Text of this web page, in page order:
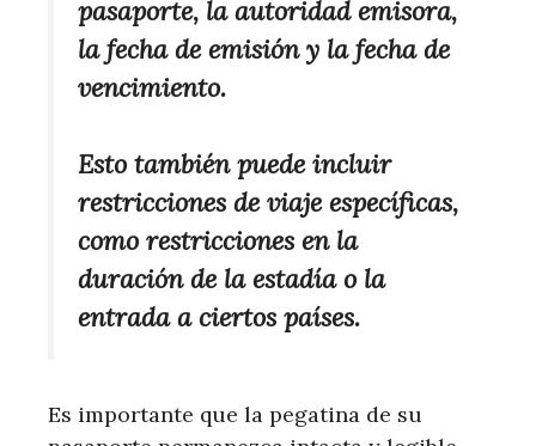
pasaporte, la autoridad emisora,
la fecha de emisión y la fecha de
vencimiento.
Esto también puede incluir
restricciones de viaje específicas,
como restricciones en la
duración de la estadía o la
entrada a ciertos países.
Es importante que la pegatina de su